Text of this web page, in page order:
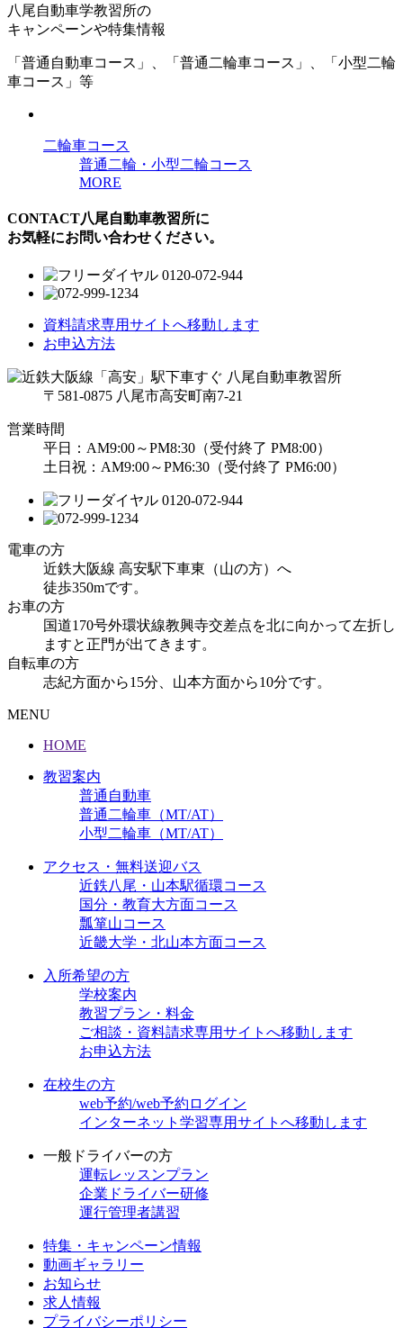
八尾自動車学教習所の
キャンペーンや特集情報
「普通自動車コース」、「普通二輪車コース」、「小型二輪
車コース」等
二輪車コース
普通二輪・小型二輪コース
MORE
CONTACT八尾自動車教習所に
お気軽にお問い合わせください。
資料請求専用サイトへ移動します
お申込方法
〒581-0875 八尾市高安町南7-21
営業時間
平日：AM9:00～PM8:30（受付終了 PM8:00）
土日祝：AM9:00～PM6:30（受付終了 PM6:00）
電車の方
近鉄大阪線 高安駅下車東（山の方）へ
徒歩350mです。
お車の方
国道170号外環状線教興寺交差点を北に向かって左折し
ますと正門が出てきます。
自転車の方
志紀方面から15分、山本方面から10分です。
MENU
HOME
教習案内
普通自動車
普通二輪車（MT/AT）
小型二輪車（MT/AT）
アクセス・無料送迎バス
近鉄八尾・山本駅循環コース
国分・教育大方面コース
瓢箪山コース
近畿大学・北山本方面コース
入所希望の方
学校案内
教習プラン・料金
ご相談・資料請求専用サイトへ移動します
お申込方法
在校生の方
web予約/web予約ログイン
インターネット学習専用サイトへ移動します
一般ドライバーの方
運転レッスンプラン
企業ドライバー研修
運行管理者講習
特集・キャンペーン情報
動画ギャラリー
お知らせ
求人情報
プライバシーポリシー